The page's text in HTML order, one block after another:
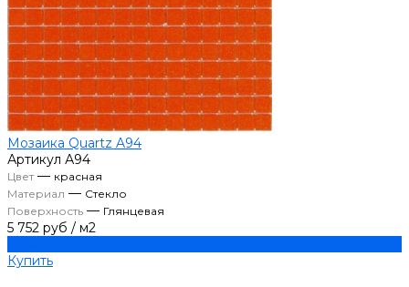
Мозаика Quartz A94
Артикул А94
Цвет— красная
Материал — Стекло
Поверхность — Глянцевая
5 752 руб / м2
Купить